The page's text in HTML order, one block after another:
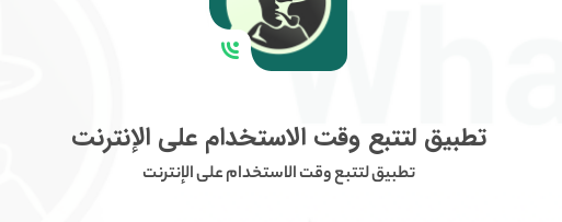
تطبيق لتتبع وقت الاستخدام على الإنترنت
تطبيق لتتبع وقت الاستخدام على الإنترنت